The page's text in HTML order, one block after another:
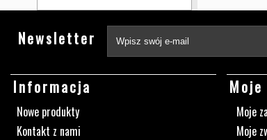
Newsletter
Informacja
Nowe produkty
Kontakt z nami
Moje
Moje